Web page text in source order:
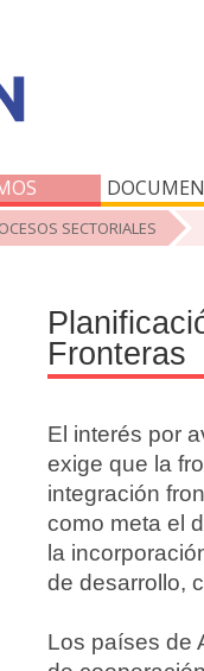
SECTORIALES
Fronteras
El interés por
exige que la
integración
como meta el
la
de desarrollo,
Los países de